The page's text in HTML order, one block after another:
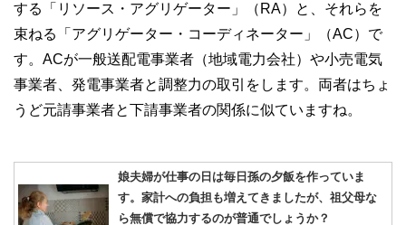
する「リソース・アグリゲーター」（RA）と、それらを
束ねる「アグリゲーター・コーディネーター」（AC）で
す。ACが一般送配電事業者（地域電力会社）や小売電気
事業者、発電事業者と調整力の取引をします。両者はちょ
うど元請事業者と下請事業者の関係に似ていますね。
娘夫婦が仕事の日は毎日孫の夕飯を作っていま
す。家計への負担も増えてきましたが、祖父母な
ら無償で協力するのが普通でしょうか？